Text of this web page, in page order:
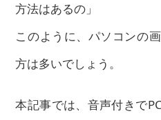
方法はあるの」
このように、パソコンの
方は多いでしょう。
本記事では、音声付きで